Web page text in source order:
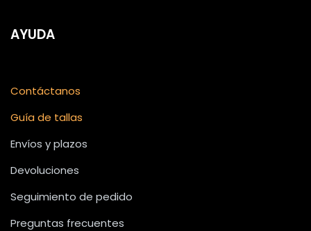
AYUDA
Contáctanos
Guía de tallas
Envíos y plazos
Devoluciones
Seguimiento de pedido
Preguntas frecuentes